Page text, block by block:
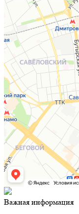
Важная информация